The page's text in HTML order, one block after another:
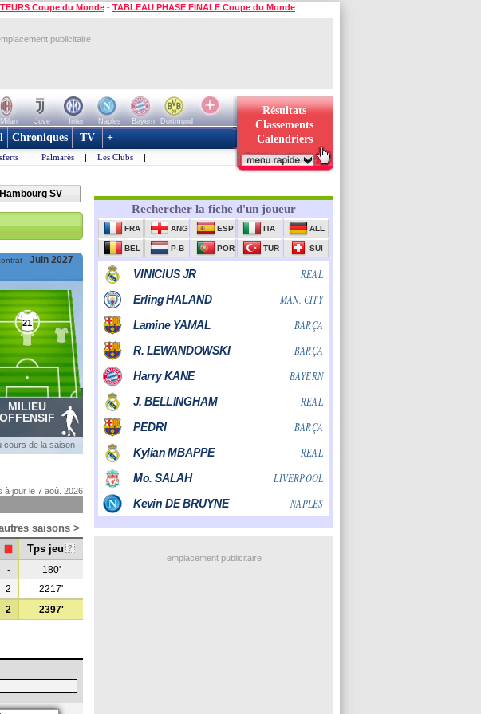
Coupe du Monde - TABLEAU PHASE FINALE Coupe du Monde
publicitaire
Milan Juve Inter Naples Bayern
Dortmund
Résultats
Classements
Calendriers
Chroniques TV +
| Palmarès | Les Clubs |
SV
: Juin 2027
21
MILIEU
OFFENSIF
cours de la saison
à jour le 7 aoû. 2026
saisons >
Tps jeu ?
-
180'
2
2217'
2 2397'
emplacement publicitaire